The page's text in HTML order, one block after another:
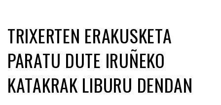
TRIXERTEN ERAKUSKETA
PARATU DUTE IRUÑEKO
KATAKRAK LIBURU DENDAN